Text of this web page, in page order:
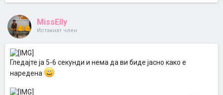
MissElly
Истакнат член
Гледајте ја 5-6 секунди и нема да ви биде јасно како е
наредена